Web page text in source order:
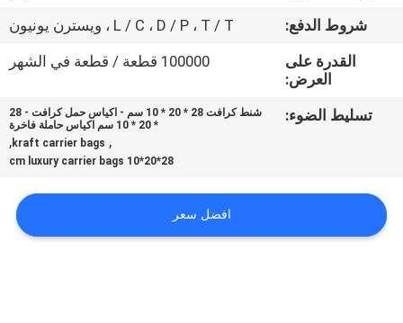
مراقبة
الجودة
اتصل
أخبار
شروط الدفع:
L / C ، D / P ، T / T ، ويسترن يونيون
القدرة على
العرض:
100000 قطعة / قطعة في الشهر
تسليط الضوء:
شنط كرافت 28 * 20 * 10 سم - اكياس حمل كرافت - 28
* 20 * 10 سم اكياس حاملة فاخرة
,
kraft carrier bags
,
28*20*10 cm luxury carrier bags
افضل سعر